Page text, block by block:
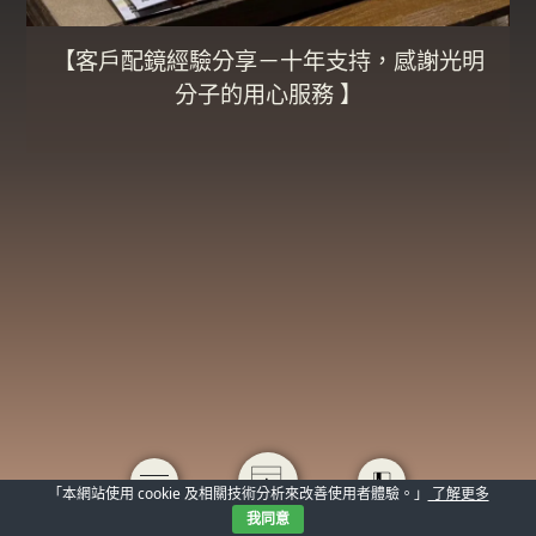
【客戶配鏡經驗分享－十年支持，感謝光明
分子的用心服務 】
「本網站使用 cookie 及相關技術分析來改善使用者體驗。」
了解更多
我同意